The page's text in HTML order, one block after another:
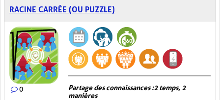
RACINE CARRÉE (OU PUZZLE)
0
Partage des connaissances : 2 temps, 2
manières